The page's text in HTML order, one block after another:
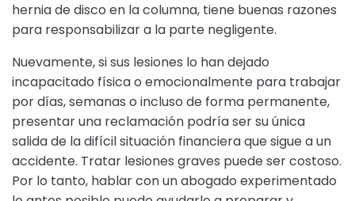
hernia de disco en la columna, tiene buenas razones
para responsabilizar a la parte negligente.
Nuevamente, si sus lesiones lo han dejado
incapacitado física o emocionalmente para trabajar
por días, semanas o incluso de forma permanente,
presentar una reclamación podría ser su única
salida de la difícil situación financiera que sigue a un
accidente. Tratar lesiones graves puede ser costoso.
Por lo tanto, hablar con un abogado experimentado